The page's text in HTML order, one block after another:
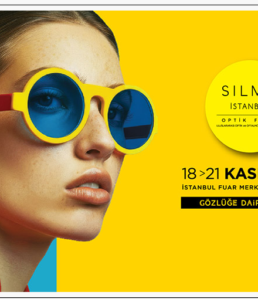
için bünyelerinde yabancı
oluşturmuş. Bu birim,
ve hastalarla ülkeye
oluşuyor. Meri İstiroti,
yeterli olmadığını söylüyor:
bilmek çok önemli. O
ediyoruz. Ortadoğu, Balkan, Rus
gruplar var. Hasta ülkeye
takip ediliyor. Hasta taburcu
hazırlanıyor. Bu alandaki
2015'e 50 kişiyle gireceğiz.
Çevre Hastanesi de ağırlıklı
özellikle saç ekimi, estetik
veriyor. Çevre Hastanesi